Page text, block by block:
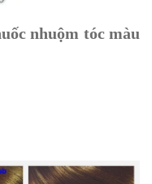
nhuộm tóc màu